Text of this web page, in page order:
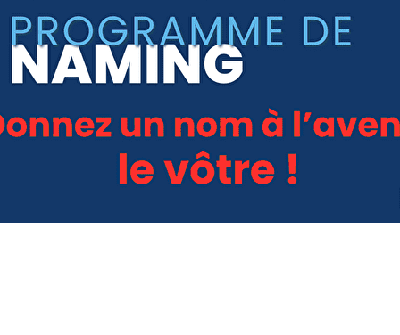
Exporter les lignes sélectionnées
Exporter toutes les colonnes
Exporter uniquement les colonnes affichées
?>